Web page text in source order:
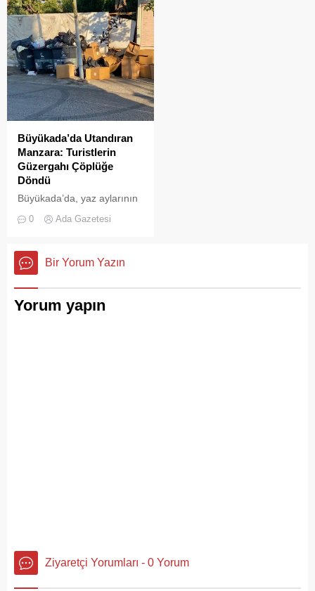
Büyükada’da Utandıran
Manzara: Turistlerin
Güzergahı Çöplüğe
Döndü
Büyükada’da, yaz aylarının
ziyaretçi yoğunluğu, temizlik
hizmetlerindeki aksaklıkları
bir kez daha gözler önüne
0 Ada Gazetesi
Bir Yorum Yazın
Yorum yapın
Ziyaretçi Yorumları - 0 Yorum